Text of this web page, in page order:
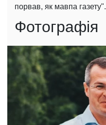
порвав, як мавпа газету".
Фотографія